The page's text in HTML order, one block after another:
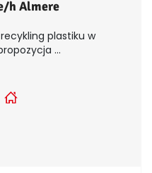
h Almere
plastiku w
...